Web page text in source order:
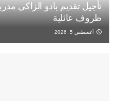
تأجيل تقديم بادو الزاكي
ظروف عائلية
أغسطس 5, 2026